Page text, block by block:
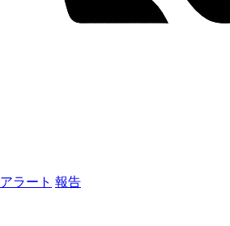
アラート 報告